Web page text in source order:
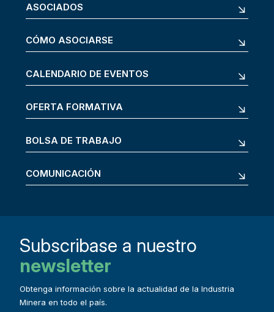
ASOCIADOS
CÓMO ASOCIARSE
CALENDARIO DE EVENTOS
OFERTA FORMATIVA
BOLSA DE TRABAJO
COMUNICACIÓN
Subscribase a nuestro
newsletter
Obtenga información sobre la actualidad de la Industria
Minera en todo el país.